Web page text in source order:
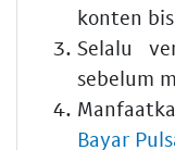
konten
Selalu
sebelum
Bayar